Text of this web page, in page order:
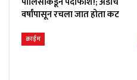
वर्षांपासून रचला जात होता कट
क्राईम